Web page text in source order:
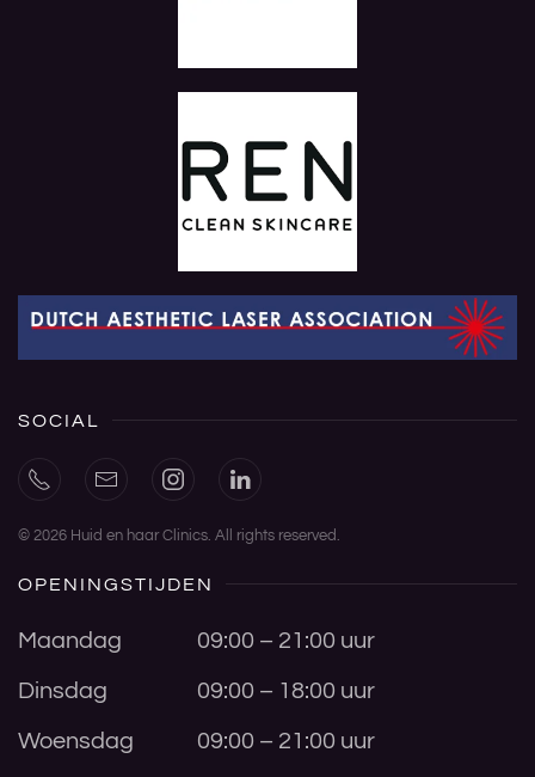
SOCIAL
© 2026 Huid en haar Clinics. All rights reserved.
OPENINGSTIJDEN
Maandag 09:00 – 21:00 uur
Dinsdag 09:00 – 18:00 uur
Woensdag 09:00 – 21:00 uur